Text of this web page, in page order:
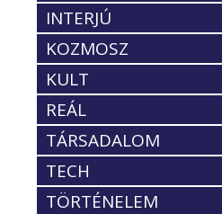
INTERJÚ
KOZMOSZ
KULT
REÁL
TÁRSADALOM
TECH
TÖRTÉNELEM